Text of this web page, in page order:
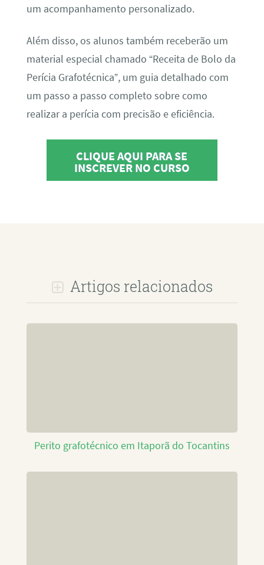
um acompanhamento personalizado.
Além disso, os alunos também receberão um
material especial chamado “Receita de Bolo da
Perícia Grafotécnica”, um guia detalhado com
um passo a passo completo sobre como
realizar a perícia com precisão e eficiência.
CLIQUE AQUI PARA SE
INSCREVER NO CURSO
Artigos relacionados
Perito grafotécnico em Itaporã do Tocantins